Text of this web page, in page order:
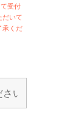
受付
だいて
承くだ